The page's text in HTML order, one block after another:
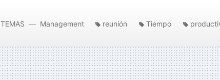
TEMAS Management reunión Tiempo